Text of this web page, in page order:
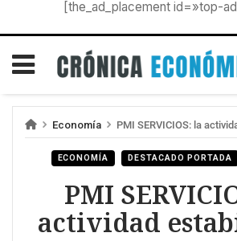
[the_ad_placement id=»top-
Economía PMI SERVICIOS: la
ECONOMÍA DESTACADO PORTADA
PMI
actividad